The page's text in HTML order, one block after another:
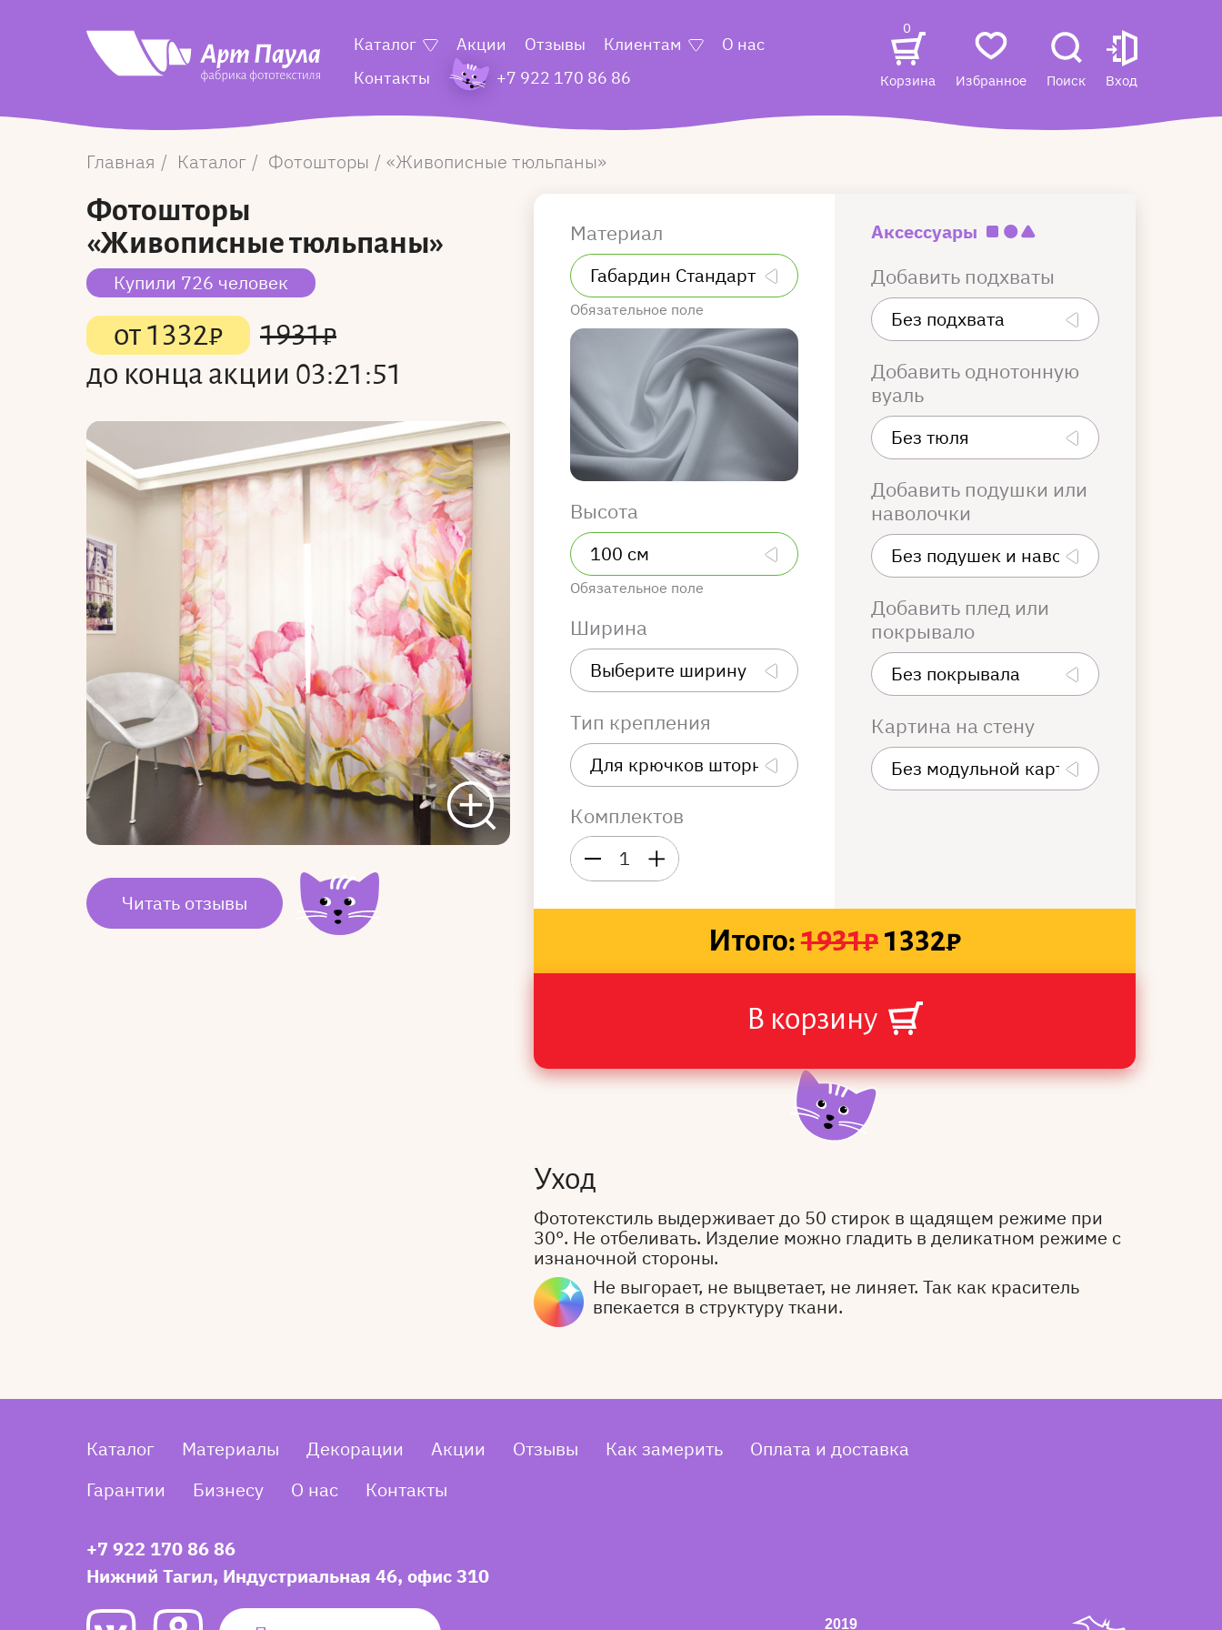
Каталог Акции Отзывы Клиентам
О нас
Контакты
+7 922 170 86 86
0
Корзина Избранное Поиск Вход
Главная Каталог Фотошторы Живописные тюльпаны
Фотошторы
«Живописные тюльпаны»
Купили 726 человек
от1332₽ 1931₽
до конца акции 03:21:50
Читать отзывы
Материал
Обязательное поле
Высота
Обязательное поле
Ширина
Тип крепления
Комплектов
1
Аксессуары
Добавить подхваты
Добавить однотонную
вуаль
Добавить подушки или
наволочки
Добавить плед или
покрывало
Картина на стену
Итого:1931₽1332₽
В корзину
Уход
Фототекстиль выдерживает до 50 стирок в щадящем режиме при
30°. Не отбеливать. Изделие можно гладить в деликатном режиме с
изнаночной стороны.
Не выгорает, не выцветает, не линяет. Так как краситель
впекается в структуру ткани.
Каталог Материалы Декорации Акции Отзывы Как замерить
Оплата и доставка
Гарантии
Бизнесу О нас Контакты
+7 922 170 86 86
Нижний Тагил, Индустриальная 46, офис 310